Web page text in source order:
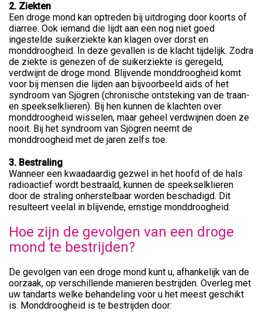
2. Ziekten
Een droge mond kan optreden bij uitdroging door koorts of
diarree. Ook iemand die lijdt aan een nog niet goed
ingestelde suikerziekte kan klagen over dorst en
monddroogheid. In deze gevallen is de klacht tijdelijk. Zodra
de ziekte is genezen of de suikerziekte is geregeld,
verdwijnt de droge mond. Blijvende monddroogheid komt
voor bij mensen die lijden aan bijvoorbeeld aids of het
syndroom van Sjögren (chronische ontsteking van de traan-
en speekselklieren). Bij hen kunnen de klachten over
monddroogheid wisselen, maar geheel verdwijnen doen ze
nooit. Bij het syndroom van Sjögren neemt de
monddroogheid met de jaren zelfs toe.
3. Bestraling
Wanneer een kwaadaardig gezwel in het hoofd of de hals
radioactief wordt bestraald, kunnen de speekselklieren
door de straling onherstelbaar worden beschadigd. Dit
resulteert veelal in blijvende, ernstige monddroogheid.
Hoe zijn de gevolgen van een droge
mond te bestrijden?
De gevolgen van een droge mond kunt u, afhankelijk van de
oorzaak, op verschillende manieren bestrijden. Overleg met
uw tandarts welke behandeling voor u het meest geschikt
is. Monddroogheid is te bestrijden door: